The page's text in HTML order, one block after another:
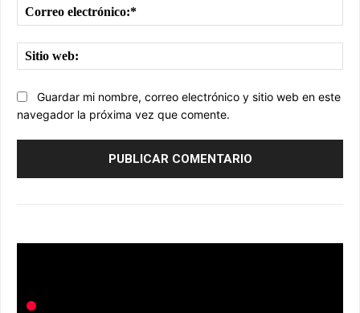
Guardar mi nombre, correo electrónico y sitio web en este
navegador la próxima vez que comente.